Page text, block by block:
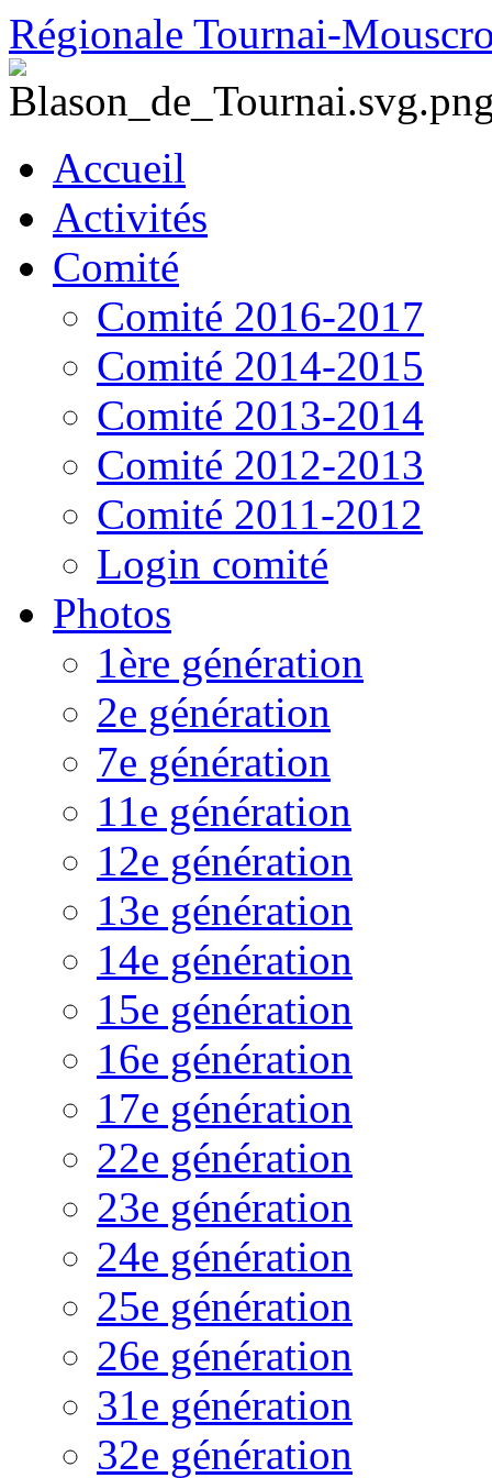
Régionale Tournai-
Accueil
Activités
Comité
Comité 2016-2017
Comité 2014-2015
Comité 2013-2014
Comité 2012-2013
Comité 2011-2012
Login comité
Photos
1ère génération
2e génération
7e génération
11e génération
12e génération
13e génération
14e génération
15e génération
16e génération
17e génération
22e génération
23e génération
24e génération
25e génération
26e génération
31e génération
32e génération